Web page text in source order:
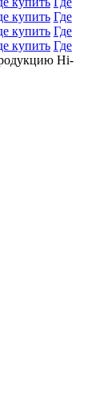
купить Где
купить Где
купить Где
Hi-